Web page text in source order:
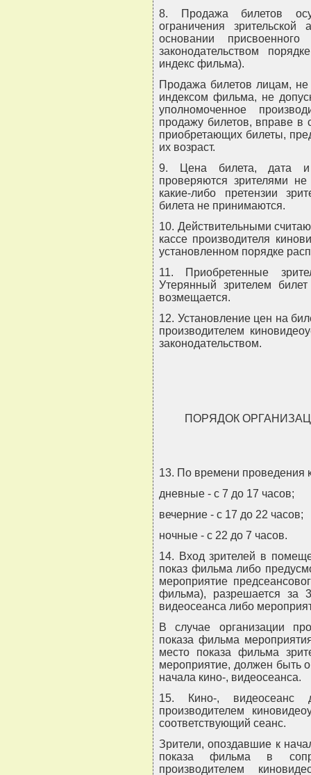
8. Продажа билетов
ограничения
основании
законодательством
индекс фильма).
Продажа билетов лицам, не
индексом фильма, не
уполномоченное
продажу билетов, вправе в
приобретающих билеты,
их возраст.
9. Цена билета, дата и
проверяются зрителями
какие-либо претензии
билета не принимаются.
10. Действительными
кассе производителя
установленном порядке
11. Приобретенные
Утерянный зрителем
возмещается.
12. Установление цен на
производителем
законодательством.
ПОРЯДОК
13. По времени проведения
дневные - с 7 до 17 часов;
вечерние - с 17 до 22 часов;
ночные - с 22 до 7 часов.
14. Вход зрителей в
показ фильма либо
мероприятие
фильма), разрешается за
видеосеанса либо
В случае организации
показа фильма
место показа фильма
мероприятие, должен быть
начала кино-, видеосеанса.
15. Кино-, видеосеанс
производителем
соответствующий сеанс.
Зрители, опоздавшие к
показа фильма в
производителем